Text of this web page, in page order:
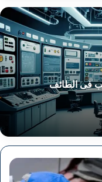
فى الطائف